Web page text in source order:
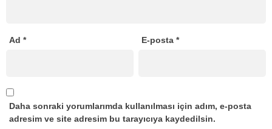
Ad * E-posta*
Daha sonraki yorumlarımda kullanılması için adım, e-posta
adresim ve site adresim bu tarayıcıya kaydedilsin.